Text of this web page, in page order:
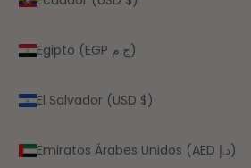
Egipto (EGP ج.م)
El Salvador (USD $)
Emiratos Árabes Unidos (AED د.إ)